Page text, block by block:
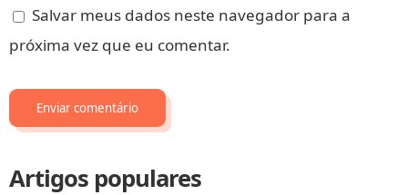
Salvar meus dados neste navegador para a
próxima vez que eu comentar.
Artigos populares